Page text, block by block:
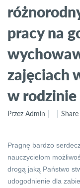
pracy na
zajęciach
w rodzinie
Przez Admin
Pragnę bardzo
nauczycielom
drogą jaką Państwo
udogodnienie dla